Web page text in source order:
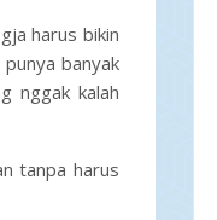
harus bikin
banyak
nggak kalah
tanpa harus